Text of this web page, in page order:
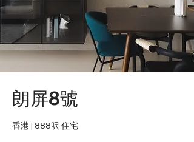
朗屏8號
香港 | 888呎 住宅